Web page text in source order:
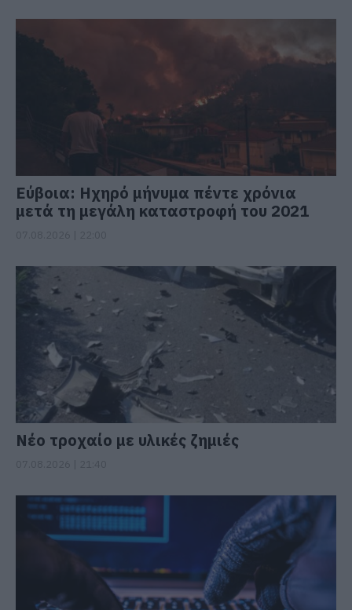
Εύβοια: Ηχηρό μήνυμα πέντε χρόνια
μετά τη μεγάλη καταστροφή του 2021
Νέο τροχαίο με υλικές ζημιές